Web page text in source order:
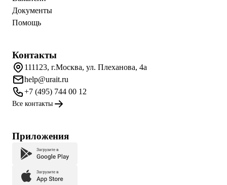
Документы
Помощь
Контакты
111123, г.Москва, ул. Плеханова, 4а
help@urait.ru
+7 (495) 744 00 12
Все контакты
Приложения